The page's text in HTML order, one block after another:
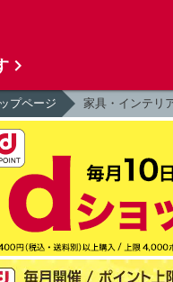
プページ 家具・インテリ